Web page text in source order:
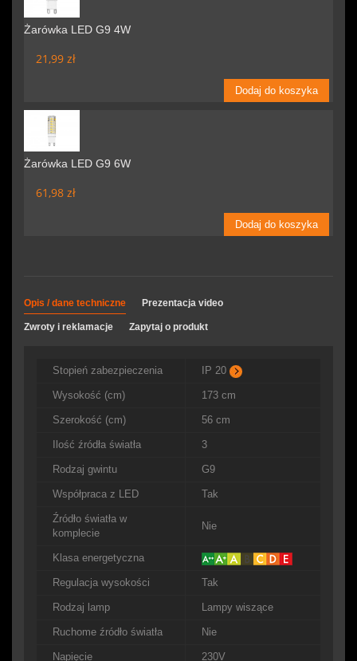
Żarówka LED G9 4W
21,99 zł
Dodaj do koszyka
Żarówka LED G9 6W
61,98 zł
Dodaj do koszyka
Opis / dane techniczne Prezentacja video
Zwroty i reklamacje Zapytaj o produkt
Stopień zabezpieczenia IP 20
Wysokość (cm) 173 cm
Szerokość (cm) 56 cm
Ilość źródła światła 3
Rodzaj gwintu G9
Współpraca z LED Tak
Źródło światła w
komplecie
Nie
Klasa energetyczna
Regulacja wysokości Tak
Rodzaj lamp Lampy wiszące
Ruchome źródło światła Nie
Napięcie 230V